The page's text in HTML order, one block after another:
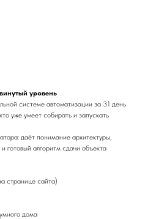
уровень
системе автоматизации за 31 день
уже умеет собирать и запускать
даёт понимание архитектуры,
готовый алгоритм сдачи объекта
странице сайта)
дома